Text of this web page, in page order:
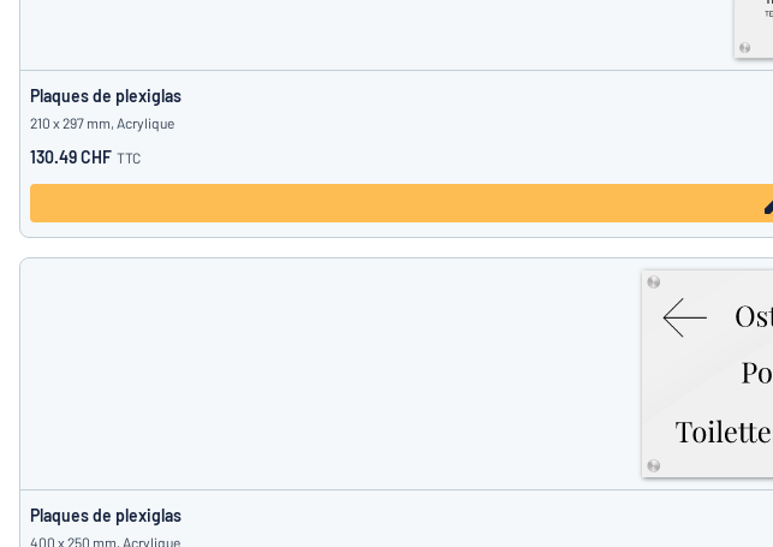
Plaques de plexiglas
210 x 297 mm, Acrylique
130.49 CHF TTC
Plaques de plexiglas
400 x 250 mm, Acrylique